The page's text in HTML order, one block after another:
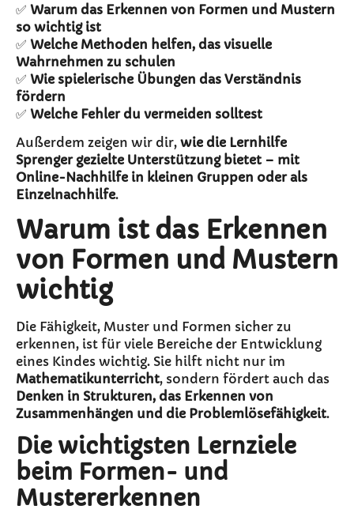
✅ Warum das Erkennen von Formen und Mustern
so wichtig ist
✅ Welche Methoden helfen, das visuelle
Wahrnehmen zu schulen
✅ Wie spielerische Übungen das Verständnis
fördern
✅ Welche Fehler du vermeiden solltest
Außerdem zeigen wir dir, wie die Lernhilfe
Sprenger gezielte Unterstützung bietet – mit
Online-Nachhilfe in kleinen Gruppen oder als
Einzelnachhilfe.
Warum ist das Erkennen
von Formen und Mustern
wichtig
Die Fähigkeit, Muster und Formen sicher zu
erkennen, ist für viele Bereiche der Entwicklung
eines Kindes wichtig. Sie hilft nicht nur im
Mathematikunterricht, sondern fördert auch das
Denken in Strukturen, das Erkennen von
Zusammenhängen und die Problemlösefähigkeit.
Die wichtigsten Lernziele
beim Formen- und
Mustererkennen